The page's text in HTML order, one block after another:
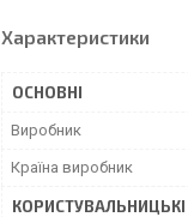
Характеристики
ОСНОВНІ
Виробник
Країна виробник